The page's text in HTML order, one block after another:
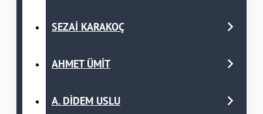
SEZAİ KARAKOÇ
AHMET ÜMİT
A. DİDEM USLU